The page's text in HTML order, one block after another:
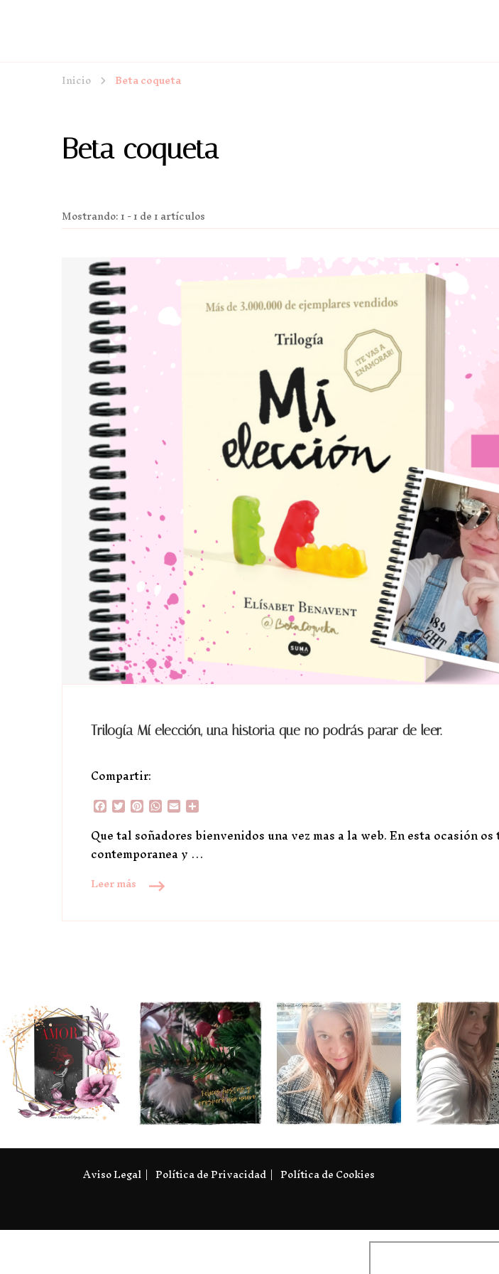
Inicio Beta coqueta
Beta coqueta
Mostrando: 1 - 1 de 1 artículos
Trilogía Mí elección, una historia que no podrás parar de leer.
Compartir:
Facebook
Twitter
Pinterest
WhatsApp
Email
Que tal soñadores bienvenidos una vez mas a la web. En esta ocasión
contemporanea y …
Leer más
Aviso Legal Política de Privacidad Política de Cookies